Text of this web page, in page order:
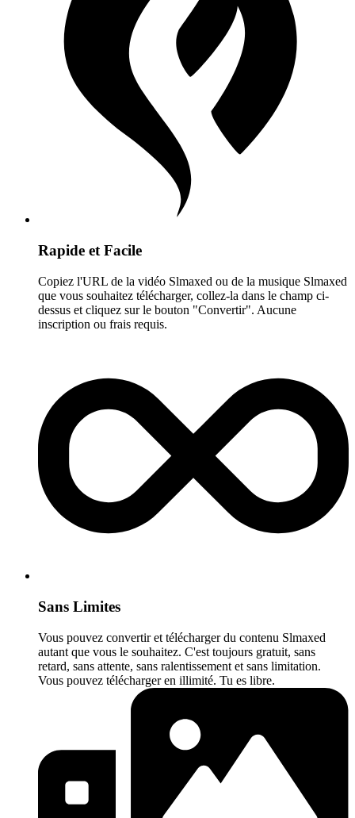
Rapide et Facile
Copiez l'URL de la vidéo Slmaxed ou de la musique Slmaxed
que vous souhaitez télécharger, collez-la dans le champ ci-
dessus et cliquez sur le bouton "Convertir". Aucune
inscription ou frais requis.
Sans Limites
Vous pouvez convertir et télécharger du contenu Slmaxed
autant que vous le souhaitez. C'est toujours gratuit, sans
retard, sans attente, sans ralentissement et sans limitation.
Vous pouvez télécharger en illimité. Tu es libre.